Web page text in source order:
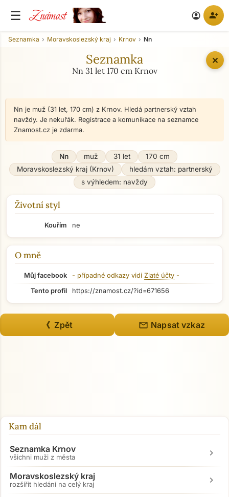
☰ Známost account_circle person_add
✕
Seznamka Moravskoslezský kraj Krnov Nn
Seznamka
Nn 31 let 170 cm Krnov
Nn je muž (31 let, 170 cm) z Krnov. Hledá partnerský vztah
navždy. Je nekuřák. Registrace a komunikace na seznamce
Znamost.cz je zdarma.
Nn muž 31 let
170 cm
Moravskoslezský kraj (Krnov)
hledám vztah: partnerský
s výhledem: navždy
Životní styl
Kouřím ne
O mně
Můj facebook - případné odkazy vidí Zlaté účty -
Tento profil
https://znamost.cz/?id=671656
《 Zpět mail Napsat vzkaz
Kam dál
Seznamka Krnov
všichni muži z města chevron_right
Moravskoslezský kraj
rozšířit hledání na celý kraj chevron_right